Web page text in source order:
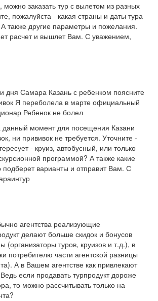
заказать тур с вылетом из разных
пожалуйста - какая страны и даты тура
также другие параметры и пожелания.
расчет и вышлет Вам. С уважением,
дня Самара Казань с ребенком поясните
Я переболела в марте официальный
Ребенок не болел
момент для посещения Казани
ни прививок не требуется. Уточните -
- круиз, автобусный, или только
программой? А также какие
варианты и отправит Вам. С
агентства реализующие
делают больше скидок и бонусов
(организаторы туров, круизов и т.д.), в
потребителю части агентской разницы
А в Вашем агентстве как привлекают
если продавать турпродукт дороже
то можно рассчитывать только на